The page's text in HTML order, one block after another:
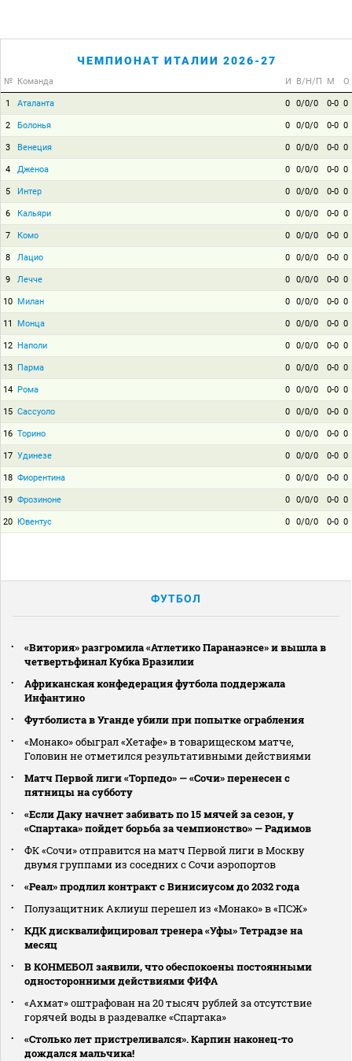
ЧЕМПИОНАТ ИТАЛИИ 2026-27
№ Команда И В/Н/П М О
1 Аталанта 0 0/0/0 0-0 0
2 Болонья 0 0/0/0 0-0 0
3 Венеция 0 0/0/0 0-0 0
4 Дженоа 0 0/0/0 0-0 0
5 Интер 0 0/0/0 0-0 0
6 Кальяри 0 0/0/0 0-0 0
7 Комо 0 0/0/0 0-0 0
8 Лацио 0 0/0/0 0-0 0
9 Лечче 0 0/0/0 0-0 0
10 Милан 0 0/0/0 0-0 0
11 Монца 0 0/0/0 0-0 0
12 Наполи 0 0/0/0 0-0 0
13 Парма 0 0/0/0 0-0 0
14 Рома 0 0/0/0 0-0 0
15 Сассуоло 0 0/0/0 0-0 0
16 Торино 0 0/0/0 0-0 0
17 Удинезе 0 0/0/0 0-0 0
18 Фиорентина 0 0/0/0 0-0 0
19 Фрозиноне 0 0/0/0 0-0 0
20 Ювентус 0 0/0/0 0-0 0
ФУТБОЛ
«Витория» разгромила «Атлетико Паранаэнсе» и вышла в
четвертьфинал Кубка Бразилии
Африканская конфедерация футбола поддержала
Инфантино
Футболиста в Уганде убили при попытке ограбления
«Монако» обыграл «Хетафе» в товарищеском матче,
Головин не отметился результативными действиями
Матч Первой лиги «Торпедо» — «Сочи» перенесен с
пятницы на субботу
«Если Даку начнет забивать по 15 мячей за сезон, у
«Спартака» пойдет борьба за чемпионство» — Радимов
ФК «Сочи» отправится на матч Первой лиги в Москву
двумя группами из соседних с Сочи аэропортов
«Реал» продлил контракт с Винисиусом до 2032 года
Полузащитник Аклиуш перешел из «Монако» в «ПСЖ»
КДК дисквалифицировал тренера «Уфы» Тетрадзе на
месяц
В КОНМЕБОЛ заявили, что обеспокоены постоянными
односторонними действиями ФИФА
«Ахмат» оштрафован на 20 тысяч рублей за отсутствие
горячей воды в раздевалке «Спартака»
«Столько лет пристреливался». Карпин наконец-то
дождался мальчика!